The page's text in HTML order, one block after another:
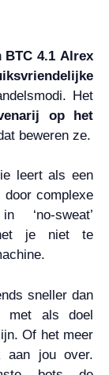
BTC 4.1 Alrex
Het
op het
beweren ze.
leert als een
door complexe
‘no-sweat’
het je niet te
sneller dan
met als doel
Of het meer
aan jou over.